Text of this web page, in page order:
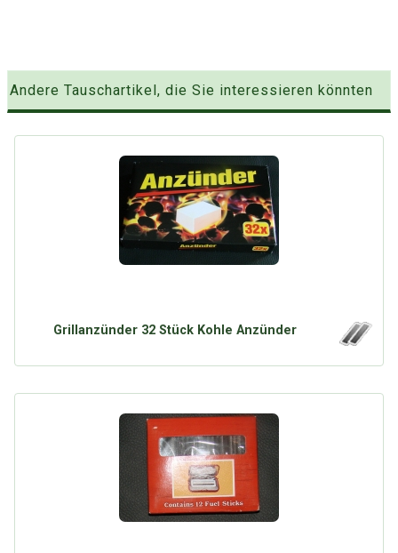
Andere Tauschartikel, die Sie interessieren könnten
Grillanzünder 32 Stück Kohle Anzünder